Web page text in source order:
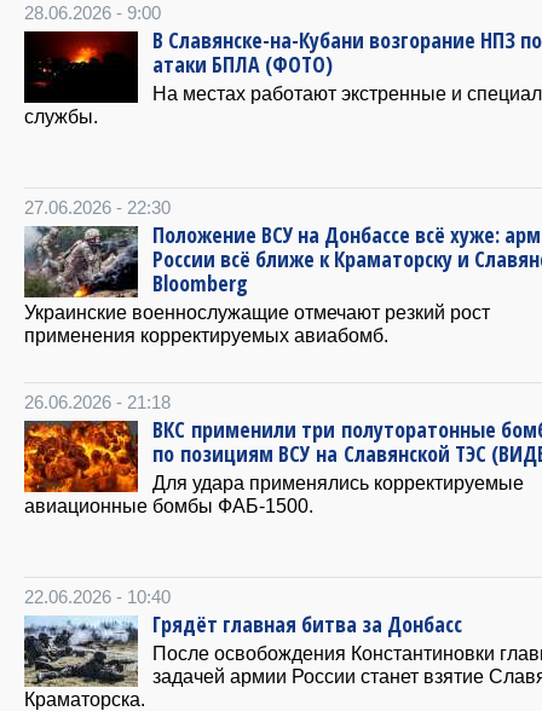
28.06.2026 - 9:00
В Славянске-на-Кубани возгорание НПЗ
атаки БПЛА (ФОТО)
На местах работают экстренные и
службы.
27.06.2026 - 22:30
Положение ВСУ на Донбассе всё хуже:
России всё ближе к Краматорску и
Bloomberg
Украинские военнослужащие отмечают резкий рост
применения корректируемых авиабомб.
26.06.2026 - 21:18
ВКС применили три полуторатонные
по позициям ВСУ на Славянской ТЭС
Для удара применялись корректируемые
авиационные бомбы ФАБ-1500.
22.06.2026 - 10:40
Грядёт главная битва за Донбасс
После освобождения Константиновки
задачей армии России станет взятие
Краматорска.